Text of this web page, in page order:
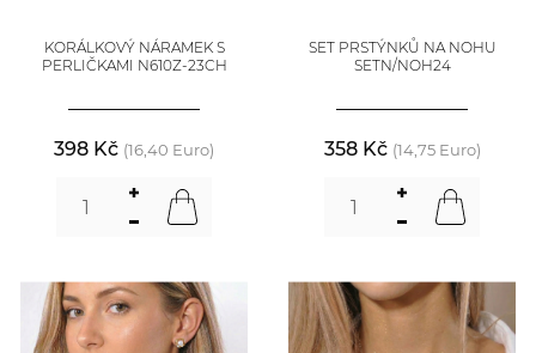
KORÁLKOVÝ NÁRAMEK S
PERLIČKAMI N610Z-23CH
398 Kč (16,40 Euro)
SET PRSTÝNKŮ NA NOHU
SETN/NOH24
358 Kč (14,75 Euro)